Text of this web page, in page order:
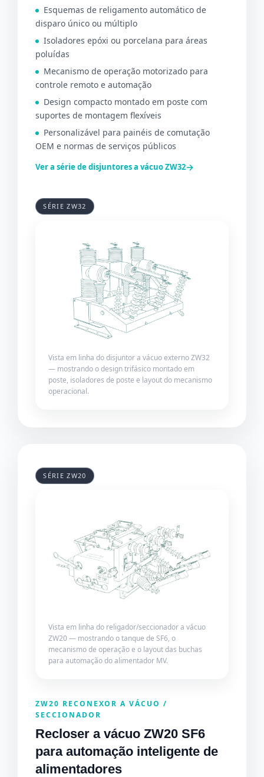
Esquemas de religamento automático de
disparo único ou múltiplo
Isoladores epóxi ou porcelana para áreas
poluídas
Mecanismo de operação motorizado para
controle remoto e automação
Design compacto montado em poste com
suportes de montagem flexíveis
Personalizável para painéis de comutação
OEM e normas de serviços públicos
Ver a série de disjuntores a vácuo ZW32→
SÉRIE ZW32
Vista em linha do disjuntor a vácuo externo ZW32
— mostrando o design trifásico montado em
poste, isoladores de poste e layout do mecanismo
operacional.
SÉRIE ZW20
Vista em linha do religador/seccionador a vácuo
ZW20 — mostrando o tanque de SF6, o
mecanismo de operação e o layout das buchas
para automação do alimentador MV.
ZW20 RECONEXOR A VÁCUO /
SECCIONADOR
Recloser a vácuo ZW20 SF6
para automação inteligente de
alimentadores